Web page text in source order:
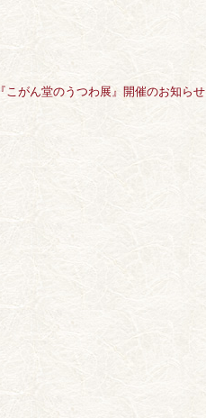
『こがん堂のうつわ展』開催のお知らせ